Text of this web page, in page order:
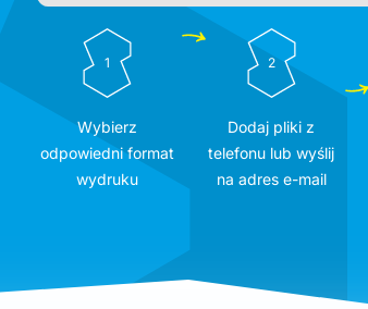
1
Wybierz
odpowiedni format
wydruku
2
Dodaj pliki z
telefonu lub wyślij
na adres e-mail